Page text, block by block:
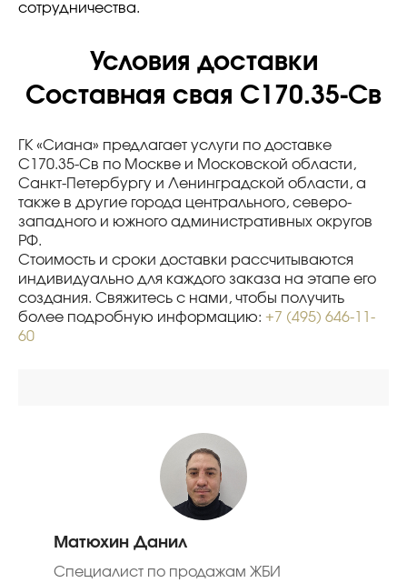
сотрудничества.
Условия доставки
Составная свая С170.35-Св
ГК «Сиана» предлагает услуги по доставке
С170.35-Св по Москве и Московской области,
Санкт-Петербургу и Ленинградской области, а
также в другие города центрального, северо-
западного и южного административных округов
РФ.
Стоимость и сроки доставки рассчитываются
индивидуально для каждого заказа на этапе его
создания. Свяжитесь с нами, чтобы получить
более подробную информацию: +7 (495) 646-11-
60
Матюхин Данил
Специалист по продажам ЖБИ